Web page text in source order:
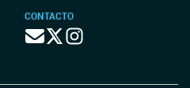
CONTACTO